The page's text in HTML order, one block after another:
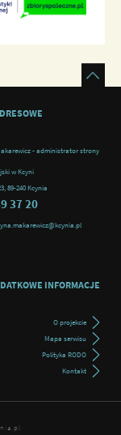
- administrator strony
w Kcyni
89-240 Kcynia
37 20
INFORMACJE
O projekcie
Mapa serwisu
Polityka RODO
Kontakt